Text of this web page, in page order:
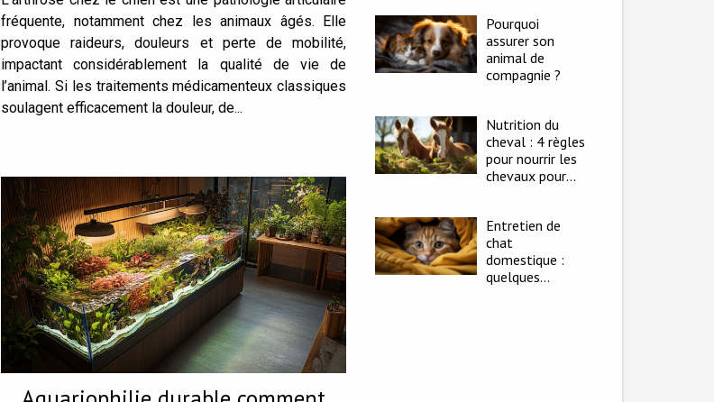
fréquente, notamment chez les animaux âgés. Elle
provoque raideurs, douleurs et perte de mobilité,
impactant considérablement la qualité de vie de
l’animal. Si les traitements médicamenteux classiques
soulagent efficacement la douleur, de...
Pourquoi
assurer son
animal de
compagnie ?
Nutrition du
cheval : 4 règles
pour nourrir les
chevaux pour
Entretien de
chat
domestique :
quelques